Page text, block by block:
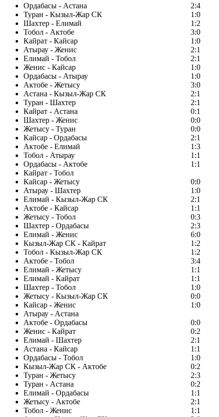
Ордабасы - Астана
2:4
Туран - Кызыл-Жар СК
1:0
Шахтер - Елимай
1:2
Тобол - Актобе
3:0
Кайрат - Кайсар
1:0
Атырау - Женис
2:1
Елимай - Тобол
2:1
Женис - Кайсар
1:0
Ордабасы - Атырау
1:0
Актобе - Жетысу
3:0
Астана - Кызыл-Жар СК
2:1
Туран - Шахтер
2:1
Кайрат - Астана
0:1
Шахтер - Женис
0:0
Жетысу - Туран
0:0
Кайсар - Ордабасы
2:1
Актобе - Елимай
1:3
Тобол - Атырау
1:1
Ордабасы - Актобе
1:1
Кайрат - Тобол
Кайсар - Жетысу
0:0
Атырау - Шахтер
1:0
Елимай - Кызыл-Жар СК
2:1
Актобе - Кайсар
1:1
Жетысу - Тобол
0:3
Шахтер - Ордабасы
2:3
Елимай - Женис
6:0
Кызыл-Жар СК - Кайрат
1:2
Тобол - Кызыл-Жар СК
1:2
Актобе - Тобол
3:4
Елимай - Жетысу
1:1
Елимай - Кайрат
1:1
Шахтер - Тобол
1:0
Жетысу - Кызыл-Жар СК
0:0
Кайсар - Женис
1:0
Атырау - Астана
Актобе - Ордабасы
0:0
Женис - Кайрат
0:2
Елимай - Шахтер
2:1
Астана - Кайсар
1:1
Ордабасы - Тобол
1:0
Кызыл-Жар СК - Актобе
0:2
Туран - Жетысу
2:3
Туран - Астана
0:2
Елимай - Ордабасы
1:1
Жетысу - Актобе
2:1
Тобол - Женис
1:1